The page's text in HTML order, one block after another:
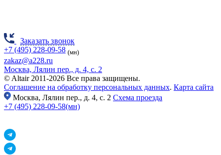
Заказать звонок
+7 (495) 228-09-58 (мн)
zakaz@a228.ru
Москва, Лялин пер., д. 4, с. 2
© Altair 2011-2026 Все права защищены.
Соглашение на обработку персональных данных. Карта сайта
Москва, Лялин пер., д. 4, с. 2 Схема проезда
+7 (495) 228-09-58(мн)